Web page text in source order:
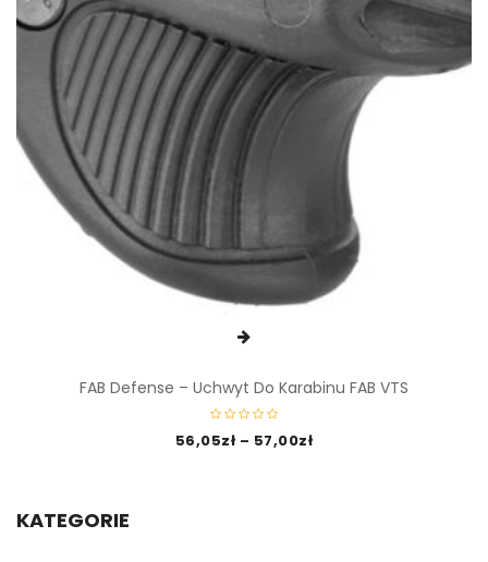
KATEGORIE
FAB Defense – Uchwyt Do Karabinu FAB VTS
56,05zł – 57,00zł